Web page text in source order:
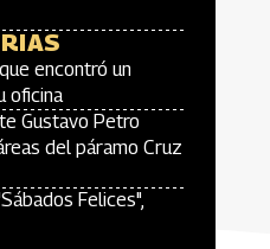
encontró un
oficina
Gustavo Petro
del páramo Cruz
Felices",